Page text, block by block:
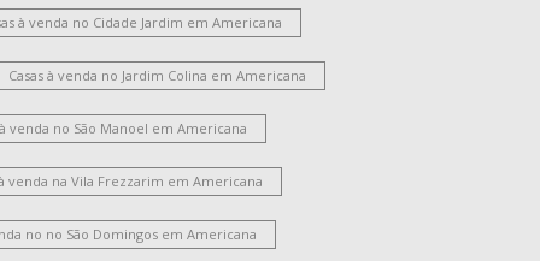
Universitário
Campo Limpo
Vila Pavan
Amorim
Vale das Paineiras
Jardim Recanto
Salto Grande
São Manoel
Portal dos Nobres
das Orquídeas
Jardim São Roque
do Sol
Jardim Terramérica I
Liberdade
Parque das Nações
América
Vila Rehder
Werner Plaas
Letônia
Jardim Terramérica III
à venda no Cidade Jardim em Americana
Casas à venda no Jardim Colina em Americana
à venda no São Manoel em Americana
à venda na Vila Frezzarim em Americana
no no São Domingos em Americana